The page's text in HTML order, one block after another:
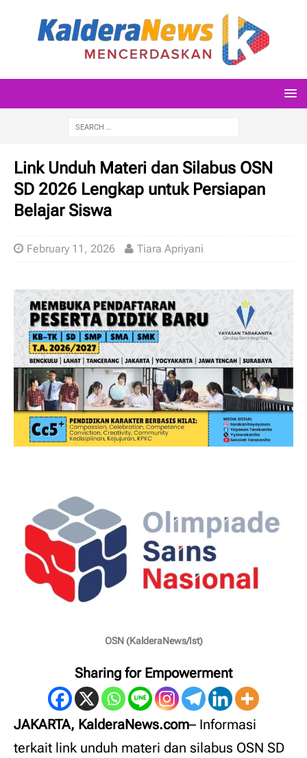
Link Unduh Materi dan Silabus OSN
SD 2026 Lengkap untuk Persiapan
Belajar Siswa
February 11, 2026 Tiara Apriyani
OSN (KalderaNews/Ist)
Sharing for Empowerment
JAKARTA, KalderaNews.com– Informasi
terkait link unduh materi dan silabus OSN SD